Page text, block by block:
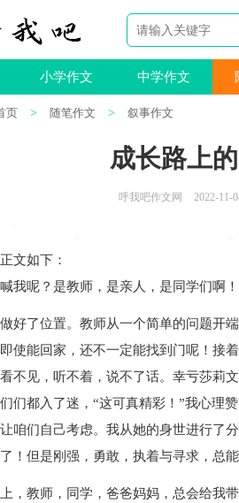
小学作文 中学作文
页 > 随笔作文 > 叙事作文
成长路上
呼我吧作文网 2022-11-
正文如下 ：
我呢？是教师，是亲人，是同学们啊
了位置。教师从一个简单的问题开端
使能回家，还不一定能找到门呢！
不见，听不着，说不了话。幸亏莎莉
们都入了迷，“这可真精彩！”我心理
咱们自己考虑。我从她的身世进行了
！但是刚强，勇敢，执着与寻求，总
教师，同学，爸爸妈妈，总会给我带